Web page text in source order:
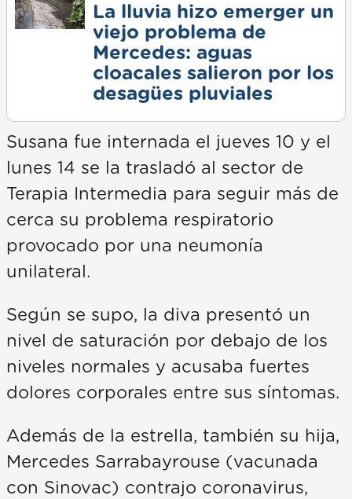
La lluvia hizo emerger un
viejo problema de
Mercedes: aguas
cloacales salieron por los
desagües pluviales
Susana fue internada el jueves 10 y el
lunes 14 se la trasladó al sector de
Terapia Intermedia para seguir más de
cerca su problema respiratorio
provocado por una neumonía
unilateral.
Según se supo, la diva presentó un
nivel de saturación por debajo de los
niveles normales y acusaba fuertes
dolores corporales entre sus síntomas.
Además de la estrella, también su hija,
Mercedes Sarrabayrouse (vacunada
con Sinovac) contrajo coronavirus,